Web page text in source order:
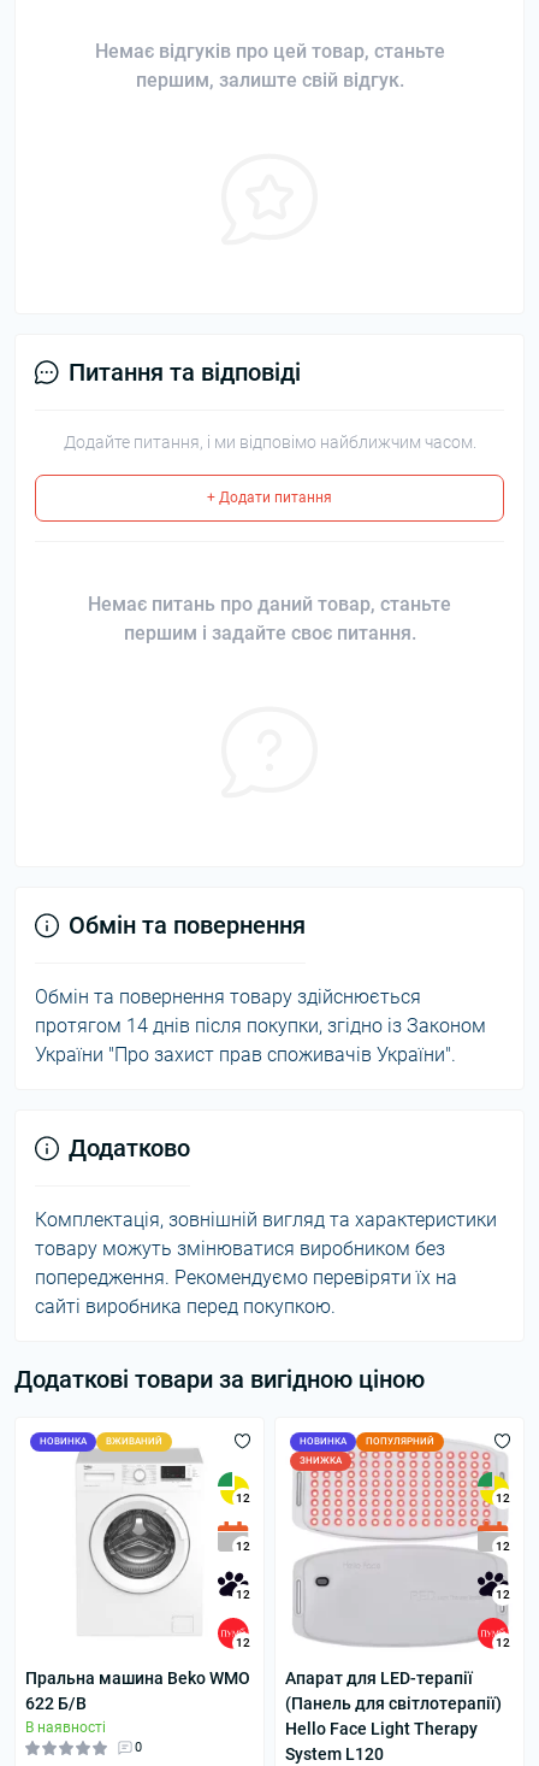
Немає відгуків про цей товар, станьте
першим, залиште свій відгук.
Питання та відповіді
Додайте питання, і ми відповімо найближчим часом.
+ Додати питання
Немає питань про даний товар, станьте
першим і задайте своє питання.
Обмін та повернення
Обмін та повернення товару здійснюється
протягом 14 днів після покупки, згідно із Законом
України "Про захист прав споживачів України".
Додатково
Комплектація, зовнішній вигляд та характеристики
товару можуть змінюватися виробником без
попередження. Рекомендуємо перевіряти їх на
сайті виробника перед покупкою.
Додаткові товари за вигідною ціною
НОВИНКА ВЖИВАНИЙ
12
12
12
12
Пральна машина Beko WMO
622 Б/В
В наявності
0
НОВИНКА
ПОПУЛЯРНИЙ
ЗНИЖКА
12
12
12
12
Апарат для LED-терапії
(Панель для світлотерапії)
Hello Face Light Therapy
System L120